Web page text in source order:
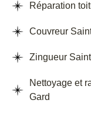
Réparation
Couvreur
Zingueur
Nettoyage et
Gard